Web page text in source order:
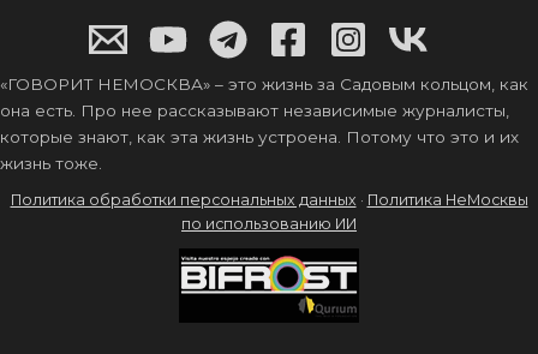
«ГОВОРИТ НЕМОСКВА» – это жизнь за Садовым кольцом, как
она есть. Про нее рассказывают независимые журналисты,
которые знают, как эта жизнь устроена. Потому что это и их
жизнь тоже.
Политика обработки персональных данных · Политика НеМосквы
по использованию ИИ